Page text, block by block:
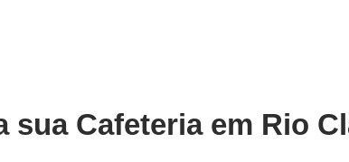
sua Cafeteria em Rio